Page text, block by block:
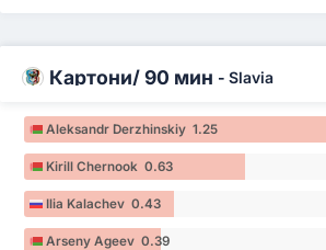
Картони/ 90 мин - Slavia
Aleksandr Derzhinskiy 1.25
Kirill Chernook 0.63
Ilia Kalachev 0.43
Arseny Ageev 0.39